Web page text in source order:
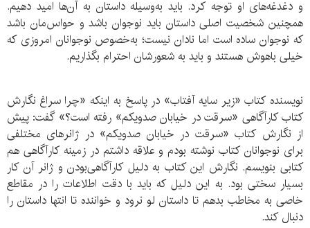
و دغدغه‌های او توجه کرد. باید به‌وسیله داستان به آن‌ها امید دهیم.
همچنین شخصیت اصلی داستان باید نوجوان باشد و حواس‌مان باشد
که نوجوان ساده است اما نادان نیست؛ به‌خصوص نوجوانان امروزی که
خیلی باهوش هستند و باید به شعورشان احترام بگذاریم.
نویسنده کتاب «زیر سایه آفتاب» در پاسخ به اینکه «چرا سراغ نگارش
کتاب کارآگاهی «سرقت در خیابان صدویکم» رفته است؟» گفت: پیش
از نگارش کتاب «سرقت در خیابان صدویکم» در ژانرهای مختلفی
برای نوجوانان کتاب نوشته بودم و علاقه داشتم در زمینه کارآگاهی هم
کتابی بنویسم. نگارش این کتاب به دلیل کارآگاهی‌بودن و ژانر آن کار
بسیار سختی بود. به این دلیل که باید با دقت اطلاعات را در مقاطع
خاصی به مخاطب بدهم تا داستان لو نرود و خواننده تا انتها داستان را
دنبال کند.